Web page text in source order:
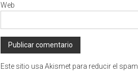
Web
Este sitio usa Akismet para reducir el spam.